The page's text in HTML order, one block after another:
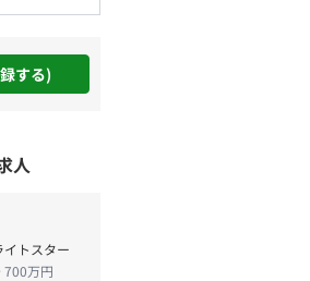
する)
人
トスター
700万円